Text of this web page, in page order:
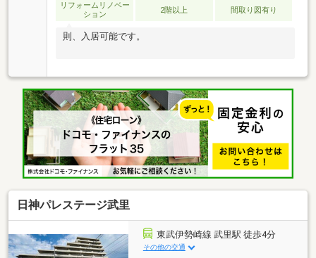
リフォームリノベー
ション
2階以上 間取り図有り
則、入居可能です。
日神パレステージ武里
東武伊勢崎線 武里駅 徒歩4分
その他の交通